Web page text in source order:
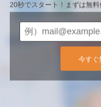
20秒でスタート！まずは無料
今すぐ